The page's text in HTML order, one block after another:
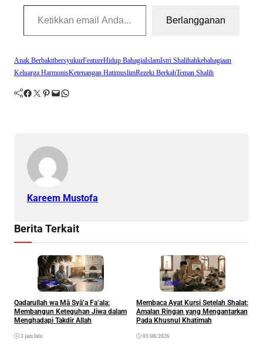
Ketikkan email Anda...
Berlangganan
Anak BerbaktibersyukurFeatureHidup BahagiaIslamIstri Shalihahkebahagiaan
Keluarga HarmonisKetenangan HatimuslimRezeki BerkahTeman Shalih
Facebook Twitter Pinterest Mail WhatsApp
Kareem Mustofa
Berita Terkait
Ibadah
Qadarullah wa Mā Syā’a Fa’ala:
Membangun Keteguhan Jiwa dalam
Menghadapi Takdir Allah
3 jam lalu
Ibadah
Membaca Ayat Kursi Setelah Shalat:
Amalan Ringan yang Mengantarkan
Pada Khusnul Khatimah
01/08/2026